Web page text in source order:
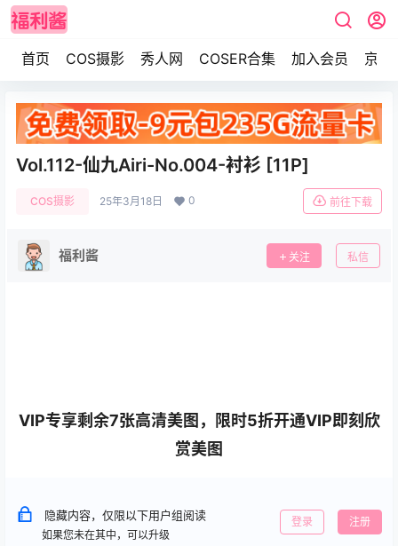
首页 COS摄影 秀人网 COSER合集 加入会员 京东
Vol.112-仙九Airi-No.004-衬衫 [11P]
COS摄影 25年3月18日 0 前往下载
福利酱 关注 私信
VIP专享剩余7张高清美图，限时5折开通VIP即刻欣
赏美图
隐藏内容，仅限以下用户组阅读
如果您未在其中，可以升级
登录 注册